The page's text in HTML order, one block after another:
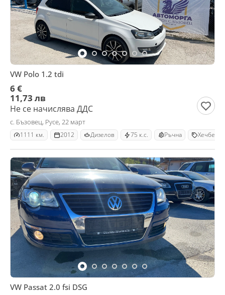
VW Polo 1.2 tdi
6 €
11,73 лв
Не се начислява ДДС
с. Бъзовец, Русе, 22 март
1111 км. 2012 Дизелов 75 к.с. Ръчна Хечбек
VW Passat 2.0 fsi DSG